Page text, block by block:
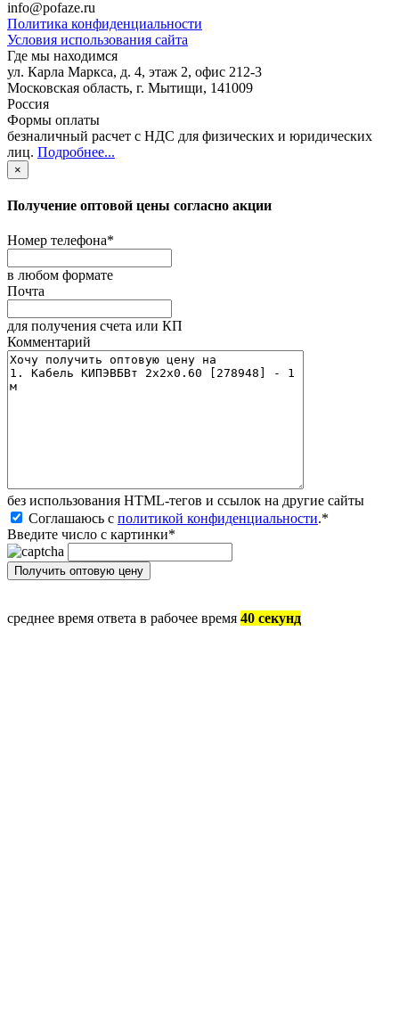
info@pofaze.ru
Политика конфиденциальности
Условия использования сайта
Где мы находимся
ул. Карла Маркса, д. 4, этаж 2, офис 212-3
Московская область, г. Мытищи, 141009
Россия
Формы оплаты
безналичный расчет с НДС для физических и юридических
лиц. Подробнее...
×
Получение оптовой цены согласно акции
Номер телефона*
в любом формате
Почта
для получения счета или КП
Комментарий
без иcпользования HTML-тегов и ссылок на другие сайты
Соглашаюсь с политикой конфиденциальности.*
Введите число с картинки*
среднее время ответа в рабочее время 40 секунд